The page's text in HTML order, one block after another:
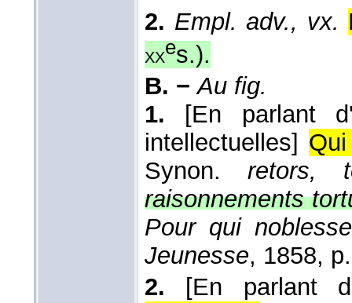
2. Empl. adv., vx.
xxes.).
B. − Au fig.
1.
[En parlant
intellectuelles]
Synon.retors,
raisonnements
Pour qui
Jeunesse, 1858,
2.
[En parlant